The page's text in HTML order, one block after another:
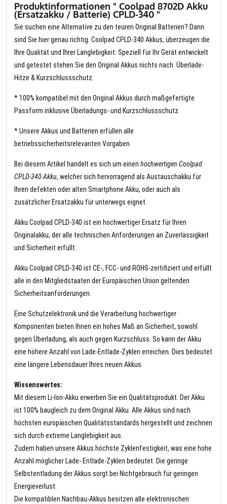
Produktinformationen " Coolpad 8702D Akku
(Ersatzakku / Batterie) CPLD-340 "
Sie suchen eine Alternative zu den teuren Original Batterien? Dann
sind Sie hier genau richtig. Coolpad CPLD-340 Akkus, überzeugen die
Ihre Qualität und Ihrer Langlebigkeit. Speziell für Ihr Gerät entwickelt
und getestet stehen Sie den Original Akkus nichts nach. Überlade-
Hitze & Kurzschlussschutz.
* 100% kompatibel mit den Original Akkus durch maßgefertigte
Passform inklusive Überladungs- und Kurzschlussschutz.
* Unsere Akkus und Batterien erfüllen alle
betriebssicherheitsrelevanten Vorgaben
Bei diesem Artikel handelt es sich um einen hochwertigen Coolpad
CPLD-340 Akku, welcher sich hervorragend als Austauschakku für
Ihren defekten oder alten Smartphone Akku, oder auch als
zusätzlicher Ersatzakku für unterwegs eignet.
Akku Coolpad CPLD-340 ist ein hochwertiger Ersatz für Ihren
Originalakku, der alle technischen Anforderungen an Zuverlässigkeit
und Sicherheit erfüllt.
Akku Coolpad CPLD-340 ist CE-, FCC- und ROHS-zertifiziert und erfüllt
alle in den Mitgliedstaaten der Europäischen Union geltenden
Sicherheitsanforderungen.
Eine Schutzelektronik und die Verarbeitung hochwertiger
Komponenten bieten Ihnen ein hohes Maß an Sicherheit, sowohl
gegen Überladung, als auch gegen Kurzschluss. So kann der Akku
eine höhere Anzahl von Lade-Entlade-Zyklen erreichen. Dies bedeutet
eine längere Lebensdauer Ihres neuen Akkus.
Wissenswertes:
Mit diesem Li-Ion-Akku erwerben Sie ein Qualitätsprodukt. Der Akku
ist 100% baugleich zu dem Original Akku. Alle Akkus sind nach
höchsten europäischen Qualitätsstandards hergestellt und zeichnen
sich durch extreme Langlebigkeit aus.
Zudem haben unsere Akkus höchste Zyklenfestigkeit, was eine hohe
Anzahl möglicher Lade- Entlade-Zyklen bedeutet. Die geringe
Selbstentladung der Akkus sorgt bei Nichtgebrauch für geringen
Energieverlust.
Die kompatiblen Nachbau-Akkus besitzen alle elektronischen